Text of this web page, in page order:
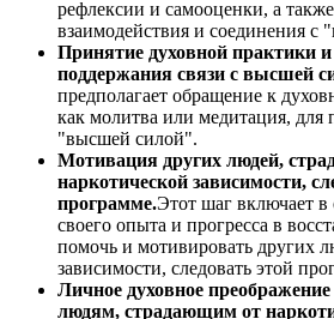
рефлексии и самооценки, а
взаимодействия и соединения с
Принятие духовной практики
поддержания связи с высшей
предполагает обращение к
как молитва или медитация, для
"высшей силой".
Мотивация других людей,
наркотической зависимости,
программе.Этот шаг включает в
своего опыта и прогресса в
помочь и мотивировать других
зависимости, следовать этой
Личное духовное
людям, страдающим от